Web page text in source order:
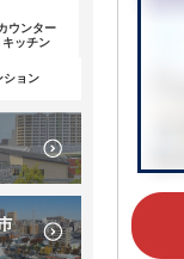
ウンター
キッチン
ション